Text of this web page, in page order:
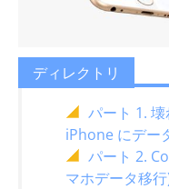
ディレクトリ
パート 1.
iPhone にデー
パート 2.
マホデータ移